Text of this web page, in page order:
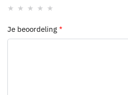
Je beoordeling *